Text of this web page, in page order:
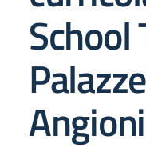
School